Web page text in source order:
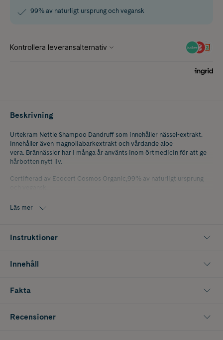
99% av naturligt ursprung och vegansk
Beskrivning
Urtekram Nettle Shampoo Dandruff som innehåller nässel-extrakt.
Innehåller även magnoliabarkextrakt och vårdande aloe
vera. Brännässlor har i många år använts inom örtmedicin för att ge
hårbotten nytt liv.
Certifierad av Ecocert Cosmos Organic,99% av naturligt ursprung
Läs mer
Instruktioner
Innehåll
Fakta
Recensioner